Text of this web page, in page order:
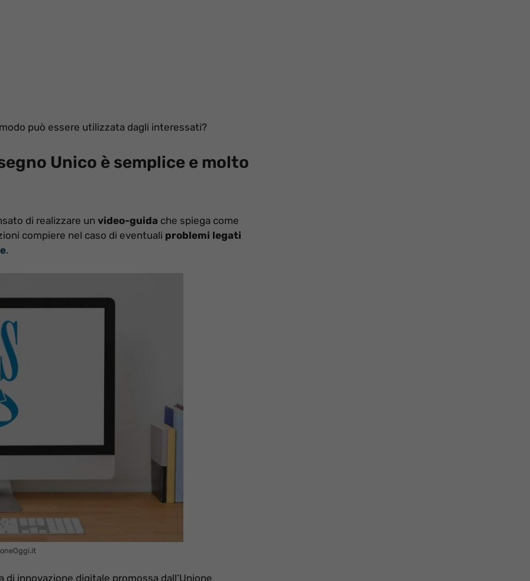
può essere utilizzata dagli interessati?
Unico è semplice e molto
di realizzare un video-guida che spiega come
compiere nel caso di eventuali problemi legati
.
innovazione digitale promossa dall’Unione